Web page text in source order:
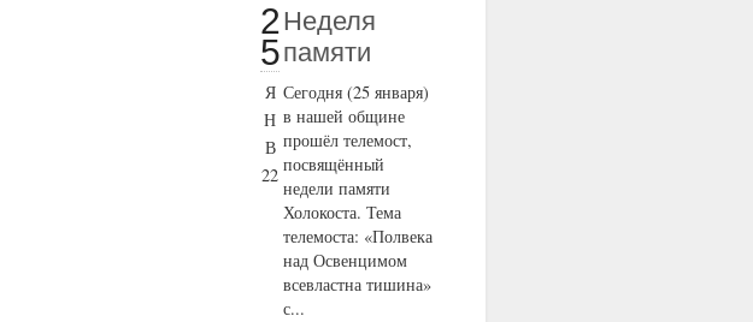
2
5
Я
Н
В
22
Неделя
памяти
Сегодня (25 января)
в нашей общине
прошёл телемост,
посвящённый
недели памяти
Холокоста. Тема
телемоста: «Полвека
над Освенцимом
всевластна тишина»
с...